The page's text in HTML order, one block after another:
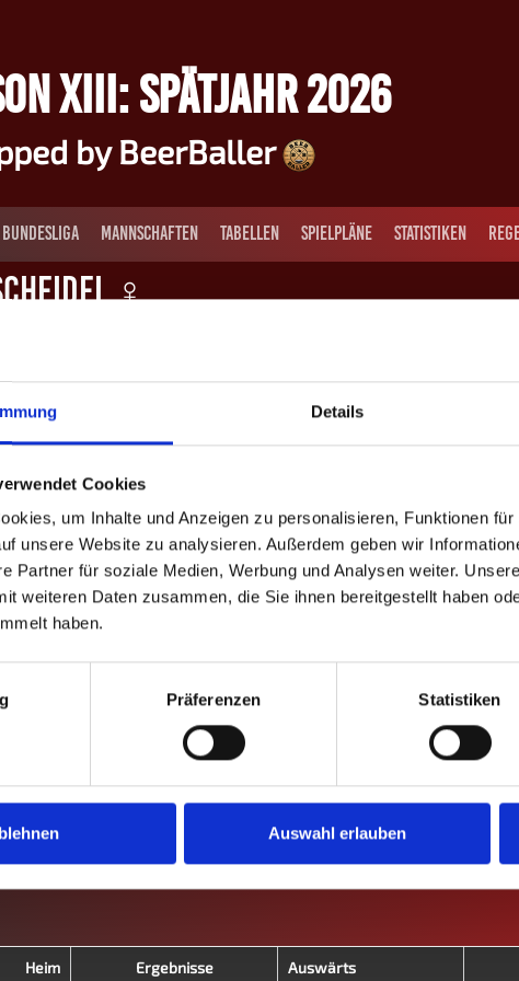
Details
Cookies
um Inhalte und Anzeigen zu personalisieren, Funktionen
unsere Website zu analysieren. Außerdem geben wir
Partner für soziale Medien, Werbung und Analysen weiter.
weiteren Daten zusammen, die Sie ihnen bereitgestellt haben
haben.
Präferenzen Statistiken
Auswahl erlauben
XIII: SPÄTJAHR 2026
by BeerBaller
MANNSCHAFTEN TABELLEN SPIELPLÄNE STATISTIKEN
♀
Luxemburg
Luxembourg II
3. Bundesliga
M G+
II 0 0 0 - 0 0 0 - 0 0 0
0 0 -
Heim Ergebnisse Auswärts